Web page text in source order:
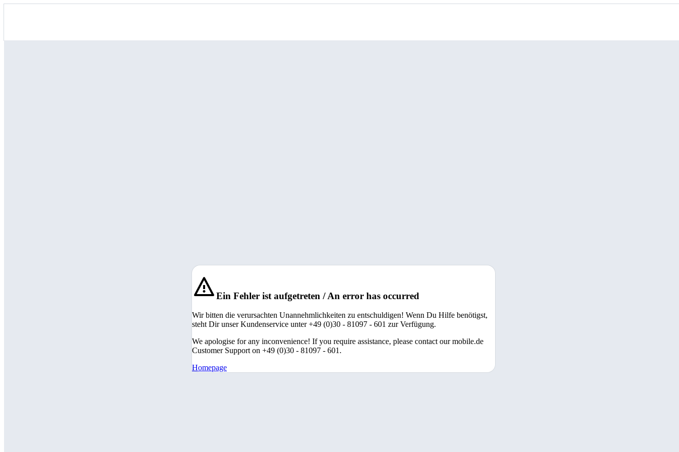
Ein Fehler ist aufgetreten / An error has occurred
Wir bitten die verursachten Unannehmlichkeiten zu entschuldigen! Wenn Du Hilfe benötigst,
steht Dir unser Kundenservice unter +49 (0)30 - 81097 - 601 zur Verfügung.
We apologise for any inconvenience! If you require assistance, please contact our mobile.de
Customer Support on +49 (0)30 - 81097 - 601.
Homepage